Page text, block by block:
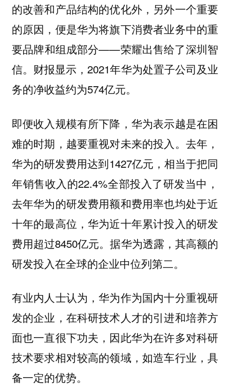
的改善和产品结构的优化外，另外一个重要
的原因，便是华为将旗下消费者业务中的重
要品牌和组成部分——荣耀出售给了深圳智
信。财报显示，2021年华为处置子公司及业
务的净收益约为574亿元。
即便收入规模有所下降，华为表示越是在困
难的时期，越要重视对未来的投入。去年，
华为的研发费用达到1427亿元，相当于把同
年销售收入的22.4%全部投入了研发当中，
去年华为的研发费用额和费用率也均处于近
十年的最高位，华为近十年累计投入的研发
费用超过8450亿元。据华为透露，其高额的
研发投入在全球的企业中位列第二。
有业内人士认为，华为作为国内十分重视研
发的企业，在科研技术人才的引进和培养方
面也一直很下功夫，因此华为在许多对科研
技术要求相对较高的领域，如造车行业，具
备一定的优势。